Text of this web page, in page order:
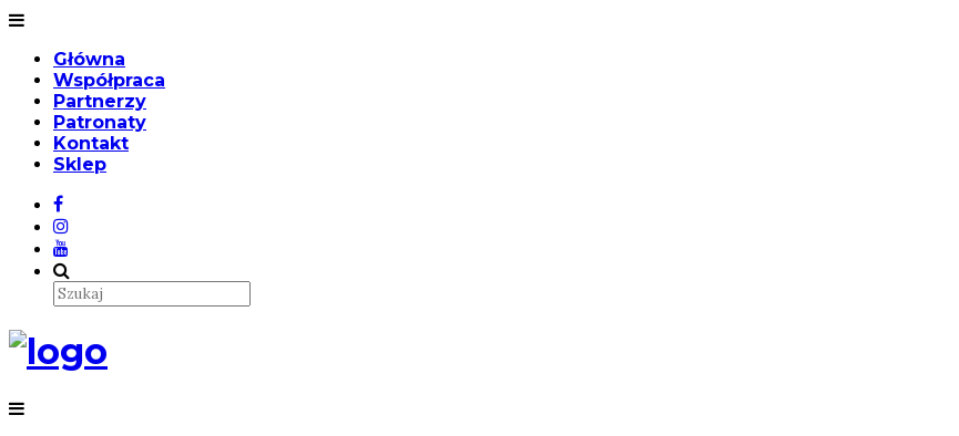
Główna
Współpraca
Partnerzy
Patronaty
Kontakt
Sklep